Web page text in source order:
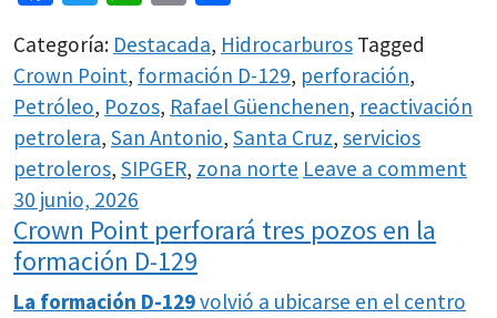
Categoría: Destacada, Hidrocarburos Tagged
Crown Point, formación D-129, perforación,
Petróleo, Pozos, Rafael Güenchenen, reactivación
petrolera, San Antonio, Santa Cruz, servicios
petroleros, SIPGER, zona norte Leave a comment
30 junio, 2026
Crown Point perforará tres pozos en la
formación D-129
La formación D-129volvió a ubicarse en el centro